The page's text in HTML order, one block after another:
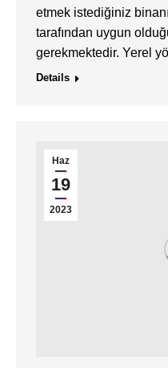
etmek istediğiniz
tarafından uygun
gerekmektedir. Yerel
Details
Haz
19
2023